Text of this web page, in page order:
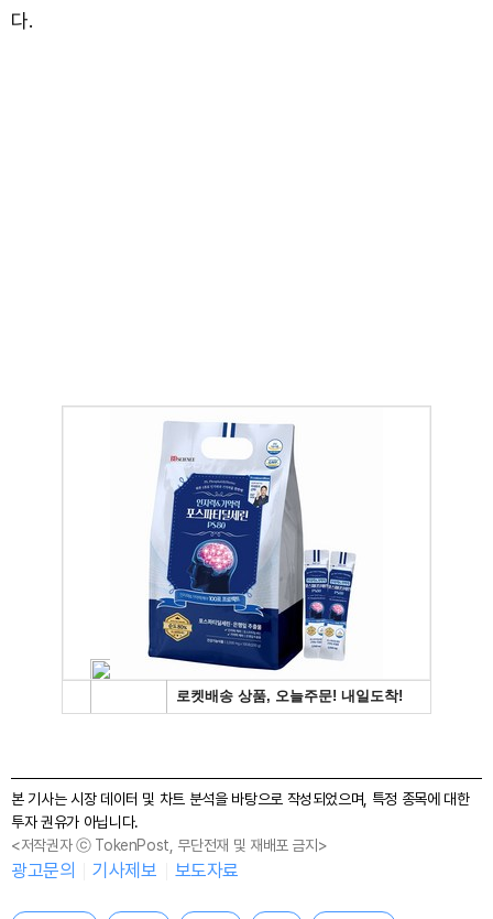
다.
본 기사는 시장 데이터 및 차트 분석을 바탕으로 작성되었으며, 특정 종목에 대한
투자 권유가 아닙니다.
<저작권자 ⓒ TokenPost, 무단전재 및 재배포 금지>
광고문의 기사제보 보도자료